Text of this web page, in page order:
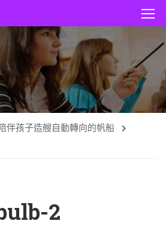
伴孩子造艘自動轉向的帆船
2